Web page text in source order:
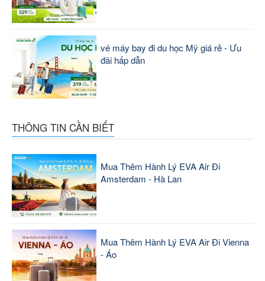
vé máy bay đi du học Mỹ giá rẻ - Ưu
đãi hấp dẫn
THÔNG TIN CẦN BIẾT
Mua Thêm Hành Lý EVA Air Đi
Amsterdam - Hà Lan
Mua Thêm Hành Lý EVA Air Đi Vienna
- Áo